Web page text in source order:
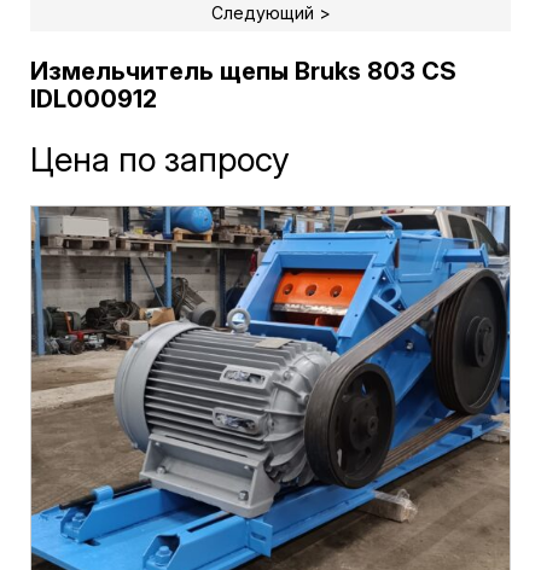
Следующий >
Измельчитель щепы Bruks 803 CS
IDL000912
Цена по запросу